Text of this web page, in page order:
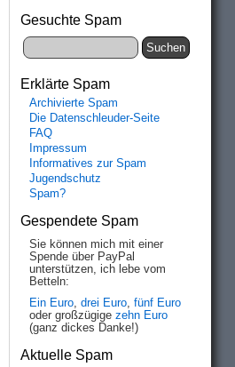
Gesuchte Spam
Erklärte Spam
Archivierte Spam
Die Datenschleuder-Seite
FAQ
Impressum
Informatives zur Spam
Jugendschutz
Spam?
Gespendete Spam
Sie können mich mit einer
Spende über PayPal
unterstützen, ich lebe vom
Betteln:
Ein Euro, drei Euro, fünf Euro
oder großzügige zehn Euro
(ganz dickes Danke!)
Aktuelle Spam